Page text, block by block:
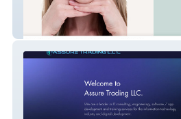
Toni Simeonova